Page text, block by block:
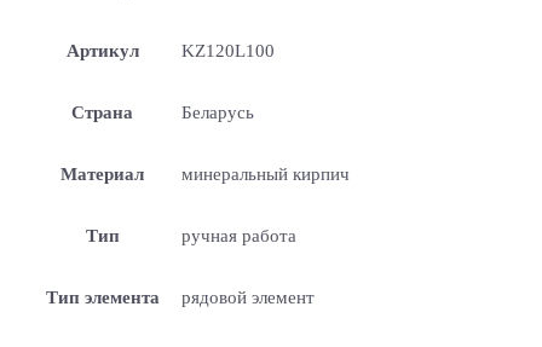
Артикул KZ120L100
Страна Беларусь
Материал минеральный кирпич
Тип ручная работа
Тип элемента рядовой элемент